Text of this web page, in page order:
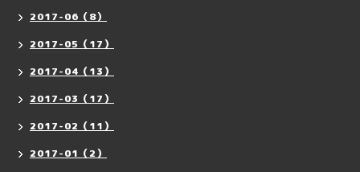
2017-06（8）
2017-05（17）
2017-04（13）
2017-03（17）
2017-02（11）
2017-01（2）